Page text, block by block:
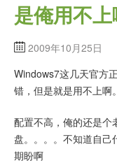
是俺用不上
2009年10月25日
Windows7这几天官方
错，但是就是用不上啊
配置不高，俺的还是个
盘。。。。不知道自己
期盼啊